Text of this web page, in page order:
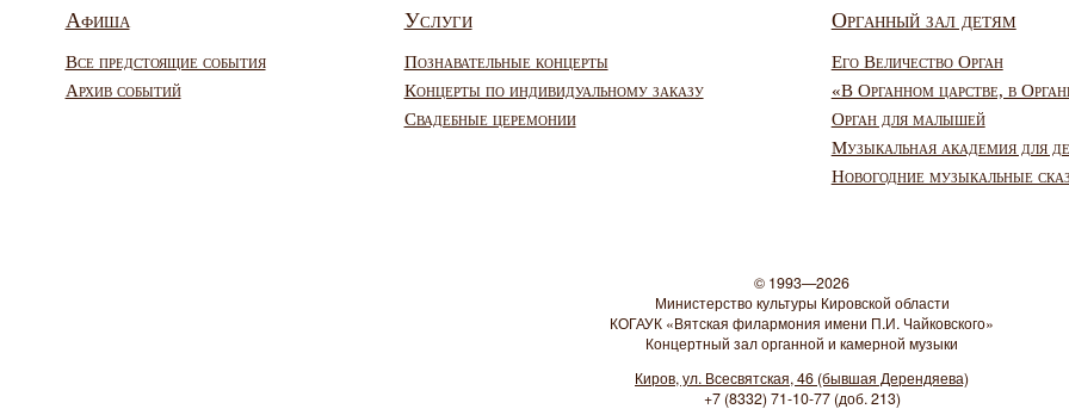
Афиша
Все предстоящие события
Архив событий
Услуги
Познавательные концерты
Концерты по индивидуальному заказу
Свадебные церемонии
Органный зал детям
Его Величество Орган
«В Органном царстве, в
Орган для малышей
Музыкальная академия для
Новогодние музыкальные
© 1993—2026
Министерство культуры Кировской области
КОГАУК «Вятская филармония имени П.И. Чайковского»
Концертный зал органной и камерной музыки
Киров, ул. Всесвятская, 46 (бывшая Дерендяева)
+7 (8332) 71-10-77 (доб. 213)